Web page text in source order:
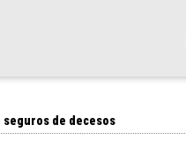
seguros de decesos